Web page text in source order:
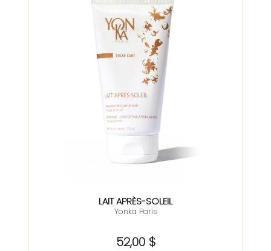
LAIT APRÈS-SOLEIL
Yonka Paris
52,00 $